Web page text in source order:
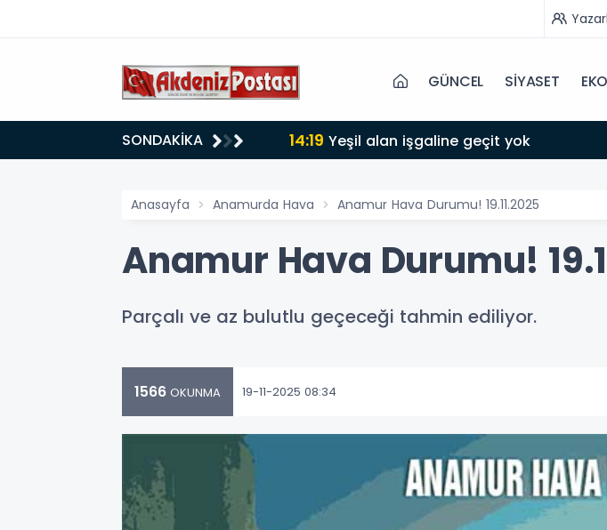
GÜNCEL SİYASET
SONDAKİKA
30 dereceyi gördü 14:19 Yeşil alan işgaline geçit yok
Anasayfa Anamurda Hava Anamur Hava Durumu! 19.11.2025
Anamur Hava Durumu!
Parçalı ve az bulutlu geçeceği tahmin ediliyor.
1566 OKUNMA 19-11-2025 08:34